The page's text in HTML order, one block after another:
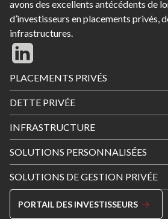
avons des excellents antécédents de
d’investisseurs en placements privés,
infrastructures.
Footer
Menu
PLACEMENTS PRIVÉS
DETTE PRIVÉE
INFRASTRUCTURE
SOLUTIONS PERSONNALISÉES
SOLUTIONS DE GESTION PRIVÉE
PORTAIL DES INVESTISSEURS